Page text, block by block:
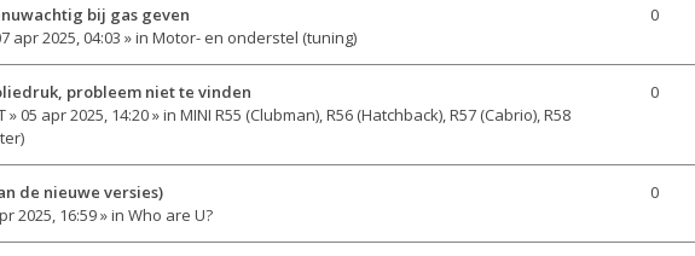
bij gas geven
apr 2025, 04:03 » in Motor- en onderstel (tuning)
0
probleem niet te vinden
» 05 apr 2025, 14:20 » in MINI R55 (Clubman), R56 (Hatchback), R57 (Cabrio), R58
0
de nieuwe versies)
2025, 16:59 » in Who are U?
0